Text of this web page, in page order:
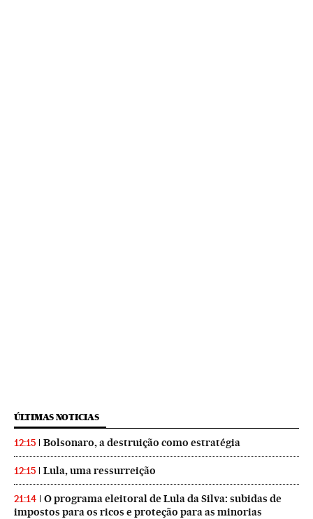
ÚLTIMAS NOTICIAS
12:15 Bolsonaro, a destruição como estratégia
12:15 Lula, uma ressurreição
21:14
O programa eleitoral de Lula da Silva: subidas de
impostos para os ricos e proteção para as minorias